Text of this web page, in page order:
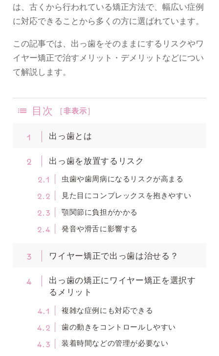
は、古くから行われている矯正方法で、幅広い症例
に対応できることから多くの方に選ばれています。
この記事では、出っ歯をそのままにするリスクやワ
イヤー矯正で治すメリット・デメリットなどについ
て解説します。
目次 [非表示]
1 出っ歯とは
2 出っ歯を放置するリスク
2.1 虫歯や歯周病になるリスクが高まる
2.2 見た目にコンプレックスを抱きやすい
2.3 顎関節に負担がかかる
2.4 発音や滑舌に影響する
3 ワイヤー矯正で出っ歯は治せる？
4
出っ歯の矯正にワイヤー矯正を選択す
るメリット
4.1 複雑な症例にも対応できる
4.2 歯の動きをコントロールしやすい
4.3 装着時間などの管理が必要ない